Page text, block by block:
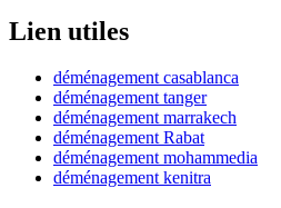
Lien utiles
déménagement casablanca
déménagement tanger
déménagement marrakech
déménagement Rabat
déménagement mohammedia
déménagement kenitra